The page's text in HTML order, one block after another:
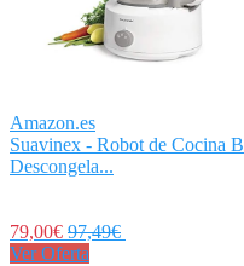
Amazon.es
Suavinex - Robot de Cocina
Descongela...
79,00€ 97,49€
Ver Oferta